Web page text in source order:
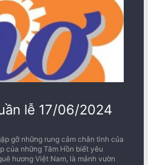
lễ 17/06/2024
gỡ những rung cảm chân tình của
của những Tâm Hồn biết yêu
hương Việt Nam, là mảnh vườn